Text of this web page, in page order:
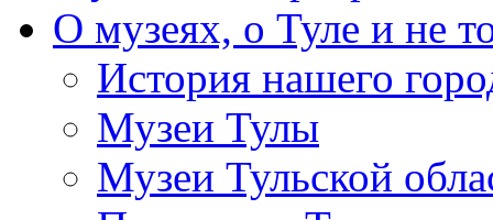
О музеях, о Туле и не
История нашего
Музеи Тулы
Музеи Тульской